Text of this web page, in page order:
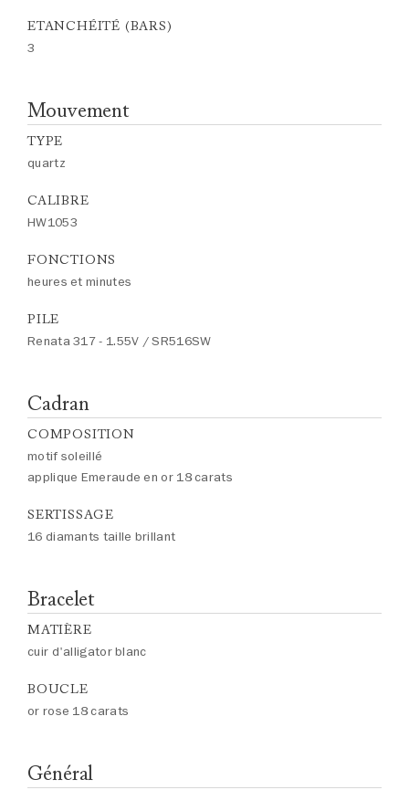
ETANCHÉITÉ (BARS)
3
Mouvement
TYPE
quartz
CALIBRE
HW1053
FONCTIONS
heures et minutes
PILE
Renata 317 - 1.55V / SR516SW
Cadran
COMPOSITION
motif soleillé
applique Emeraude en or 18 carats
SERTISSAGE
16 diamants taille brillant
Bracelet
MATIÈRE
cuir d'alligator blanc
BOUCLE
or rose 18 carats
Général